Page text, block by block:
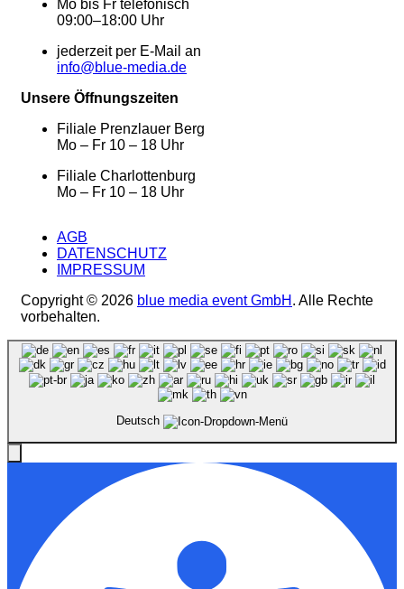
Mo bis Fr telefonisch
09:00–18:00 Uhr
jederzeit per E-Mail an
info@blue-media.de
Unsere Öffnungszeiten
Filiale Prenzlauer Berg
Mo – Fr 10 – 18 Uhr
Filiale Charlottenburg
Mo – Fr 10 – 18 Uhr
AGB
DATENSCHUTZ
IMPRESSUM
Copyright © 2026 blue media event GmbH . Alle Rechte
vorbehalten.
Deutsch